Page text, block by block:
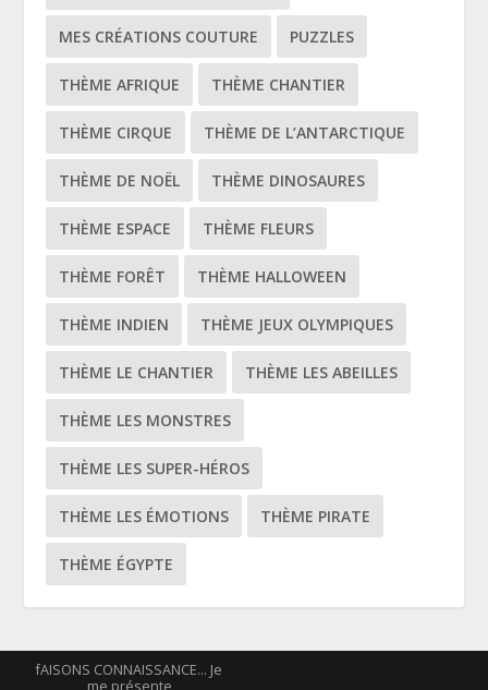
MES CRÉATIONS COUTURE PUZZLES
THÈME AFRIQUE THÈME CHANTIER
THÈME CIRQUE THÈME DE L’ANTARCTIQUE
THÈME DE NOËL THÈME DINOSAURES
THÈME ESPACE THÈME FLEURS
THÈME FORÊT THÈME HALLOWEEN
THÈME INDIEN THÈME JEUX OLYMPIQUES
THÈME LE CHANTIER THÈME LES ABEILLES
THÈME LES MONSTRES
THÈME LES SUPER-HÉROS
THÈME LES ÉMOTIONS THÈME PIRATE
THÈME ÉGYPTE
fAISONS CONNAISSANCE… Je
me présente